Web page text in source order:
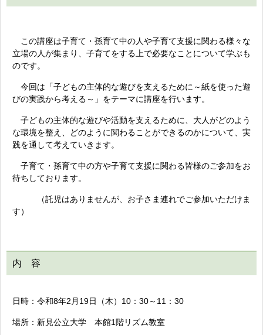
この講座は子育て・孫育て中の人や子育て支援に関わる様々な
立場の人が集まり、子育てをする上で必要なことについて学ぶも
のです。
今回は「子どもの主体的な遊びを支えるために～紙を使った遊
びの実践から考える～」をテーマに講座を行います。
子どもの主体的な遊びや活動を支えるために、大人がどのよう
な環境を整え、どのように関わることができるのかについて、実
践を通して考えていきます。
子育て・孫育て中の方や子育て支援に関わる皆様のご参加をお
待ちしております。
（託児はありませんが、お子さま連れでご参加いただけま
す）
内 容
日時：令和8年2月19日（木）10：30～11：30
場所：新見公立大学 本館1階リズム教室